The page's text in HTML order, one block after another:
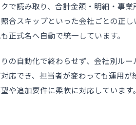
で読み取り、合計金額・明細・事
合スキップといった会社ごとの正
正式名へ自動で統一しています。
の自動化で終わらせず、会社別ル
応でき、担当者が変わっても運用
や追加要件に柔軟に対応しています。